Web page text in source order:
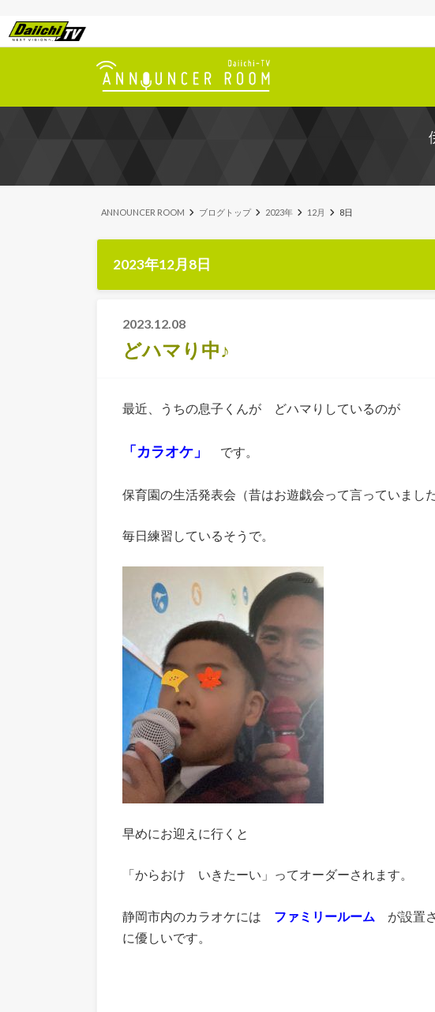
ANNOUNCER ROOM ブログトップ 2023年 12月 8日
2023年12月8日
2023.12.08
どハマり中♪
最近、うちの息子くんが どハマりしているのが
「カラオケ」 です。
保育園の生活発表会（昔はお遊戯会って言っていまし
毎日練習しているそうで。
早めにお迎えに行くと
「からおけ いきたーい」ってオーダーされます。
静岡市内のカラオケには ファミリールーム が設置
に優しいです。